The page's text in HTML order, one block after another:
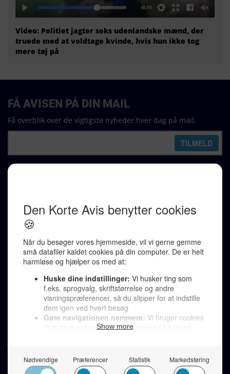
Video: Politiet jagter seks udenlandske mænd, der
truede med at voldtage kvinde, hvis hun ikke tog
mere tøj på
Karen Jespersen
Redaktionen kontaktes via mail til
redaktion@denkorteavis.dk
Telefonsvarer 20 30 10 96
Von Ostensgade 22, 2791 Dragør
LINKS
Tidligere aviser >
Støt Den Korte Avis >
Send et læserbrev >
FÅ AVISEN PÅ DIN MAIL
Få overblik over de vigtigste nyheder hver dag på mail.